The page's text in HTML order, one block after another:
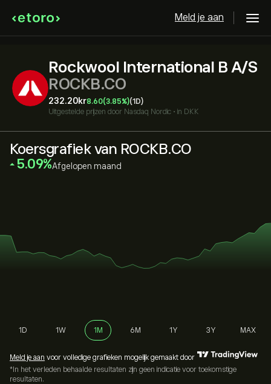
Meld je aan
Rockwool International B A/S
ROCKB.CO
232.20‎kr‎8.60(3.85%)(1D)
Uitgestelde prijzen door Nasdaq Nordic • in DKK
Koersgrafiek van ROCKB.CO
‎5.09‎ Afgelopen maand
1D 1W 1M 6M 1Y 3Y MAX
Meld je aan voor volledige grafieken mogelijk gemaakt door
*In het verleden behaalde resultaten zijn geen indicatie voor toekomstige
resultaten.